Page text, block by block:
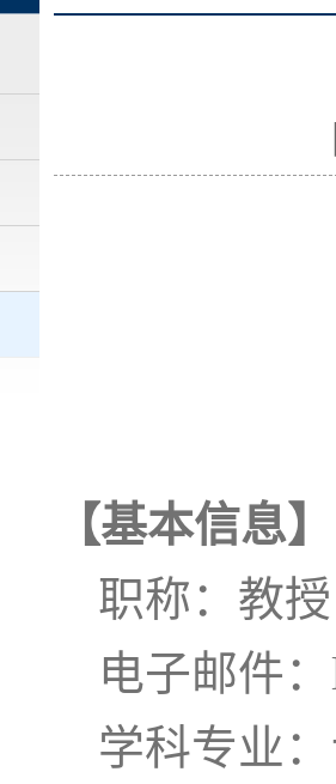
【基本信息】
职称：教授
电子邮件：
学科专业